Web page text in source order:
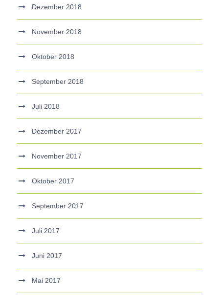
Dezember 2018
November 2018
Oktober 2018
September 2018
Juli 2018
Dezember 2017
November 2017
Oktober 2017
September 2017
Juli 2017
Juni 2017
Mai 2017